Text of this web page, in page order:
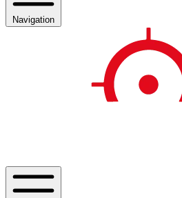
Navigation